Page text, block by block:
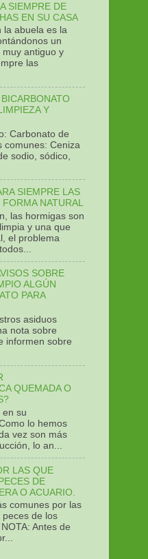
SIEMPRE DE
EN SU CASA
la abuela es la
un
muy antiguo y
las
Y
Carbonato de
comunes: Ceniza
sodio, sódico,
SIEMPRE LAS
NATURAL
las hormigas son
y una que
el problema
SOBRE
ALGÚN
PARA
asiduos
nota sobre
informen sobre
QUEMADA O
en su
lo hemos
vez son más
lo an...
LAS QUE
DE
O ACUARIO.
comunes por las
de los
Antes de